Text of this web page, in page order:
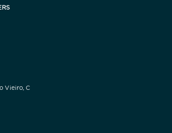
Vieiro, C